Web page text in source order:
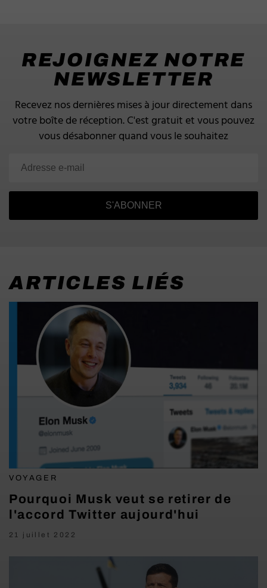
REJOIGNEZ NOTRE
NEWSLETTER
Recevez nos dernières mises à jour directement dans
votre boîte de réception.C'est gratuit et vous pouvez
vous désabonner quand vous le souhaitez
S'ABONNER
ARTICLES LIÉS
VOYAGER
Pourquoi Musk veut se retirer de
l'accord Twitter aujourd'hui
21 juillet 2022